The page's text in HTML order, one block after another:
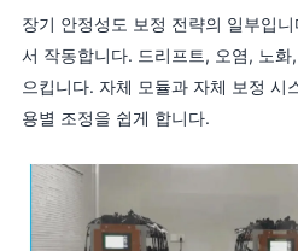
장기 안정성도 보정 전략의 일부입
서 작동합니다. 드리프트, 오염, 노
으킵니다. 자체 모듈과 자체 보정 시
용별 조정을 쉽게 합니다.